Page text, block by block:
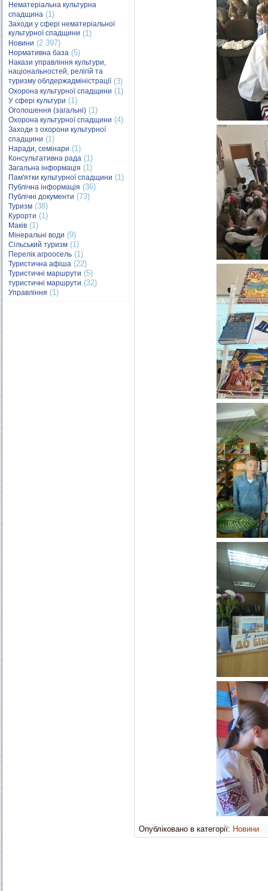
Нематеріальна культурна
спадщина (1)
Заходи у сфері нематеріальної
культурної спадщини (1)
Новини (2 397)
Нормативна база (5)
Накази управління культури,
національностей, релігій та
туризму облдержадміністрації(3)
Охорона культурної спадщини (1)
У сфері культури (1)
Оголошення (загальні) (1)
Охорона культурної спадщини (4)
Заходи з охорони культурної
спадщини (1)
Наради, семінари (1)
Консультативна рада (1)
Загальна інформація (1)
Пам'ятки культурної спадщини (1)
Публічна інформація (36)
Публічні документи (73)
Туризм (38)
Курорти (1)
Маків (1)
Мінеральні води (9)
Сільський туризм (1)
Перелік агроосель (1)
Туристична афіша (22)
Туристичні маршрути (5)
туристичні маршрути (32)
Управління (1)
Опубліковано в категорії: Новини